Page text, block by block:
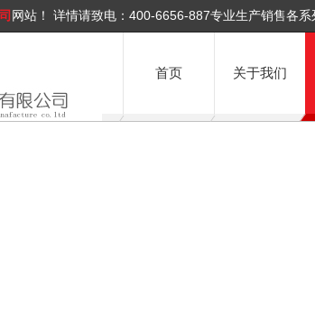
网站！ 详情请致电： 400-6656-887专业生产销售各系
首页 关于我们